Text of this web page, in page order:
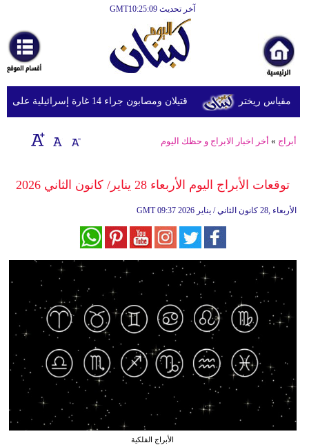
آخر تحديث GMT10:25:09
أخبارعاجلة
رياضة
ثقافة
إقتصاد
وموسيقى
وتغذية
وسفر
أخبار
إعلام
قتيلان ومصابون جراء 14 غارة إسرائيلية على شرق وجنوب لبنان
أبراج » أخر اخبار الابراج و حظك اليوم
توقعات الأبراج​ اليوم الأربعاء 28 يناير/ كانون الثاني 2026
GMT 09:37 2026 الأربعاء ,28 كانون الثاني / يناير
الأبراج الفلكية